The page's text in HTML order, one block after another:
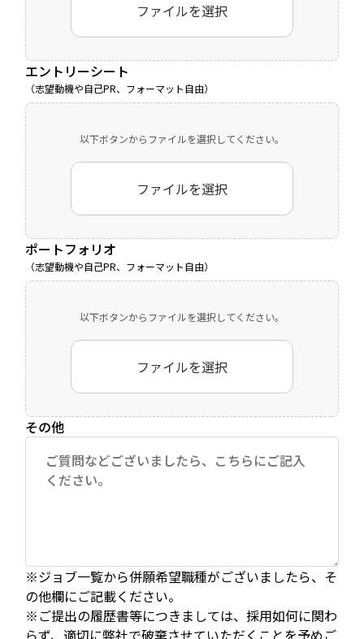
ファイルを選択
エントリーシート
（志望動機や自己PR、フォーマット自由）
以下ボタンからファイルを選択してください。
ファイルを選択
ポートフォリオ
（志望動機や自己PR、フォーマット自由）
以下ボタンからファイルを選択してください。
ファイルを選択
その他
※ジョブ一覧から併願希望職種がございましたら、そ
の他欄にご記載ください。
※ご提出の履歴書等につきましては、採用如何に関わ
らず、適切に弊社で破棄させていただくことを予めご